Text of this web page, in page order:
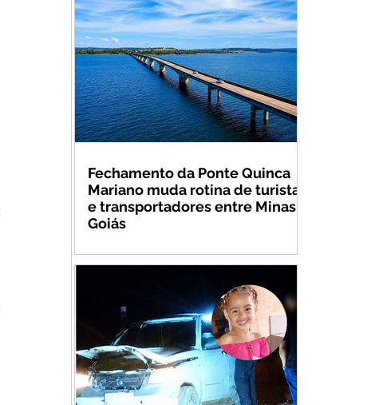
Fechamento da Ponte Quinca
Mariano muda rotina de turistas
e transportadores entre Minas e
Goiás